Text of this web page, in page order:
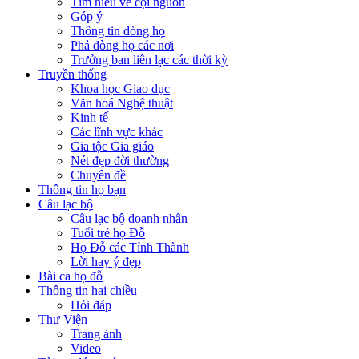
Góp ý
Thông tin dòng họ
Phả dòng họ các nơi
Trưởng ban liên lạc các thời kỳ
Truyền thống
Khoa học Giao dục
Văn hoá Nghệ thuật
Kinh tế
Các lĩnh vực khác
Gia tộc Gia giáo
Nét đẹp đời thường
Chuyên đề
Thông tin họ bạn
Câu lạc bộ
Câu lạc bộ doanh nhân
Tuổi trẻ họ Đỗ
Họ Đỗ các Tỉnh Thành
Lời hay ý đẹp
Bài ca họ đỗ
Thông tin hai chiều
Hỏi đáp
Thư Viện
Trang ảnh
Video